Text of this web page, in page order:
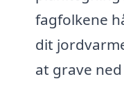
fagfolkene
dit
at grave